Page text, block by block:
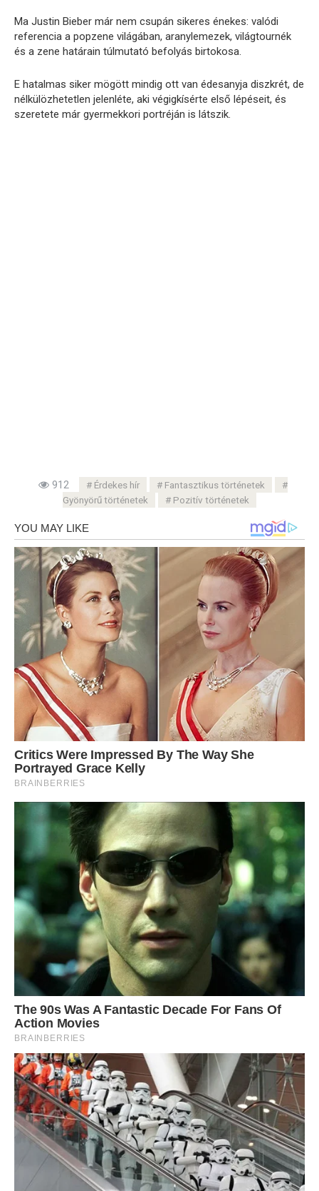
Ma Justin Bieber már nem csupán sikeres énekes: valódi
referencia a popzene világában, aranylemezek, világtournék
és a zene határain túlmutató befolyás birtokosa.
E hatalmas siker mögött mindig ott van édesanyja diszkrét, de
nélkülözhetetlen jelenléte, aki végigkísérte első lépéseit, és
szeretete már gyermekkori portréján is látszik.
912 Érdekes hír
Fantasztikus történetek
Gyönyörű történetek
Pozitív történetek